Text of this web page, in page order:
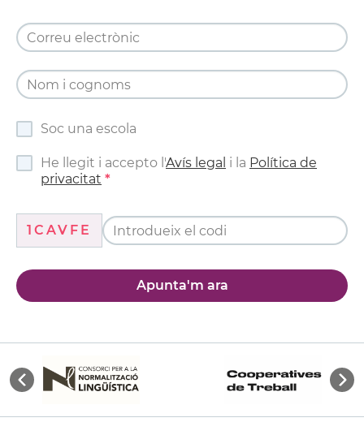
Soc una escola
He llegit i accepto l'Avís legal i la Política de
privacitat
1CAVFE
Apunta'm ara